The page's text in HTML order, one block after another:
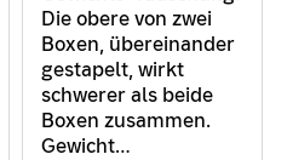
Die obere von zwei
Boxen, übereinander
gestapelt, wirkt
schwerer als beide
Boxen zusammen.
Gewicht…